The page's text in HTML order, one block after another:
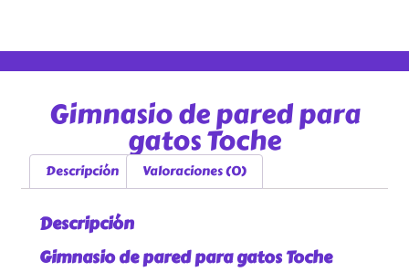
Gimnasio de pared para
gatos Toche
Descripción Valoraciones (0)
Descripción
Gimnasio de pared para gatos Toche